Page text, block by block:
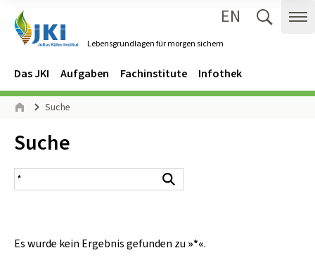
Lebensgrundlagen für morgen sichern
EN
Navigation
Hauptmenü
Das JKI Aufgaben Fachinstitute Infothek
Seitenpfad
Suche
Inhalt:
Suche
Suchergebnis
Es wurde kein Ergebnis gefunden zu »*«.